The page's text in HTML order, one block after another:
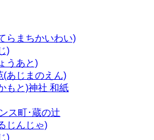
らまちかいわい)
)
うあと)
(あじまのえん)
もと)神社 和紙
ス町･蔵の辻
じんじゃ)
)